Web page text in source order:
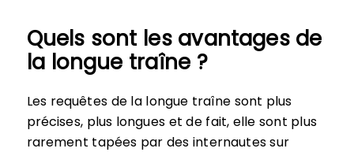
Quels sont les avantages de
la longue traîne ?
Les requêtes de la longue traîne sont plus
précises, plus longues et de fait, elle sont plus
rarement tapées par des internautes sur